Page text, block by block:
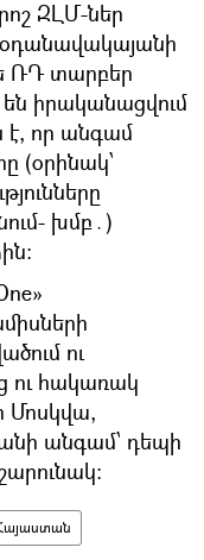
ԶԼՄ-ներ
ՌԴ տարբեր
իրականացվում
է, որ անգամ
(օրինակ՝
խմբ․)
ու
ու հակառակ
Մոսկվա,
անգամ՝ դեպի